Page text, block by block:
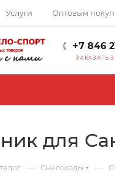
Услуги Оптовым
+7 846
ЗАКАЗАТЬ
для
— Снегоходы —